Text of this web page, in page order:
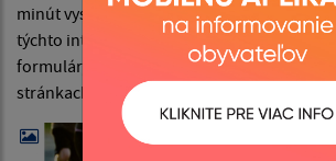
minút vysokej intenzity alebo adekvátnej
týchto intenzít týždenne počas minimálne
formulár, účastnícky list a ostatné
stránkach
www.uvzsr.sk